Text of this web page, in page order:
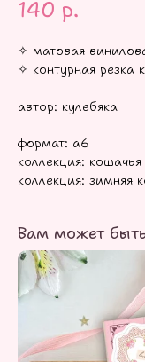
140 р.
✧ матовая
✧ контурная резка
автор: кулебяка
формат: а6
коллекция:
коллекция: зимняя
Вам может